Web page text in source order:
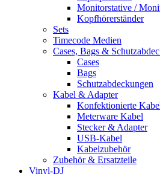
Monitorstative /
Kopfhörerständer
Sets
Timecode Medien
Cases, Bags &
Cases
Bags
Schutzabdeckungen
Kabel & Adapter
Konfektionierte
Meterware Kabel
Stecker & Adapter
USB-Kabel
Kabelzubehör
Zubehör & Ersatzteile
Vinyl-DJ